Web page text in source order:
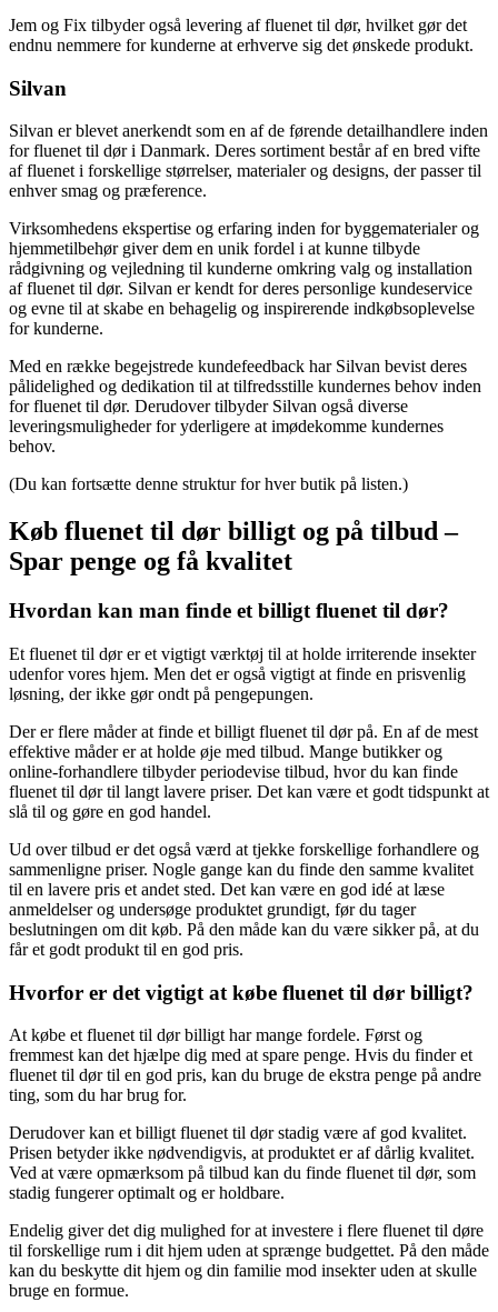
Jem og Fix tilbyder også levering af fluenet til dør, hvilket gør det
endnu nemmere for kunderne at erhverve sig det ønskede produkt.
Silvan
Silvan er blevet anerkendt som en af de førende detailhandlere inden
for fluenet til dør i Danmark. Deres sortiment består af en bred vifte
af fluenet i forskellige størrelser, materialer og designs, der passer til
enhver smag og præference.
Virksomhedens ekspertise og erfaring inden for byggematerialer og
hjemmetilbehør giver dem en unik fordel i at kunne tilbyde
rådgivning og vejledning til kunderne omkring valg og installation
af fluenet til dør. Silvan er kendt for deres personlige kundeservice
og evne til at skabe en behagelig og inspirerende indkøbsoplevelse
for kunderne.
Med en række begejstrede kundefeedback har Silvan bevist deres
pålidelighed og dedikation til at tilfredsstille kundernes behov inden
for fluenet til dør. Derudover tilbyder Silvan også diverse
leveringsmuligheder for yderligere at imødekomme kundernes
behov.
(Du kan fortsætte denne struktur for hver butik på listen.)
Køb fluenet til dør billigt og på tilbud –
Spar penge og få kvalitet
Hvordan kan man finde et billigt fluenet til dør?
Et fluenet til dør er et vigtigt værktøj til at holde irriterende insekter
udenfor vores hjem. Men det er også vigtigt at finde en prisvenlig
løsning, der ikke gør ondt på pengepungen.
Der er flere måder at finde et billigt fluenet til dør på. En af de mest
effektive måder er at holde øje med tilbud. Mange butikker og
online-forhandlere tilbyder periodevise tilbud, hvor du kan finde
fluenet til dør til langt lavere priser. Det kan være et godt tidspunkt at
slå til og gøre en god handel.
Ud over tilbud er det også værd at tjekke forskellige forhandlere og
sammenligne priser. Nogle gange kan du finde den samme kvalitet
til en lavere pris et andet sted. Det kan være en god idé at læse
anmeldelser og undersøge produktet grundigt, før du tager
beslutningen om dit køb. På den måde kan du være sikker på, at du
får et godt produkt til en god pris.
Hvorfor er det vigtigt at købe fluenet til dør billigt?
At købe et fluenet til dør billigt har mange fordele. Først og
fremmest kan det hjælpe dig med at spare penge. Hvis du finder et
fluenet til dør til en god pris, kan du bruge de ekstra penge på andre
ting, som du har brug for.
Derudover kan et billigt fluenet til dør stadig være af god kvalitet.
Prisen betyder ikke nødvendigvis, at produktet er af dårlig kvalitet.
Ved at være opmærksom på tilbud kan du finde fluenet til dør, som
stadig fungerer optimalt og er holdbare.
Endelig giver det dig mulighed for at investere i flere fluenet til døre
til forskellige rum i dit hjem uden at sprænge budgettet. På den måde
kan du beskytte dit hjem og din familie mod insekter uden at skulle
bruge en formue.